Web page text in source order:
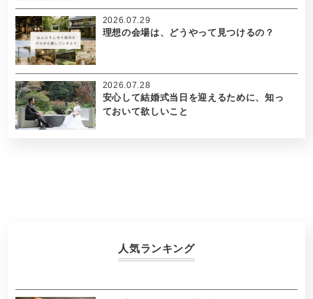
理想の会場は、どうやって見つけるの？
2026.07.29
安心して結婚式当日を迎えるために、知っ
ておいて欲しいこと
2026.07.28
人気ランキング